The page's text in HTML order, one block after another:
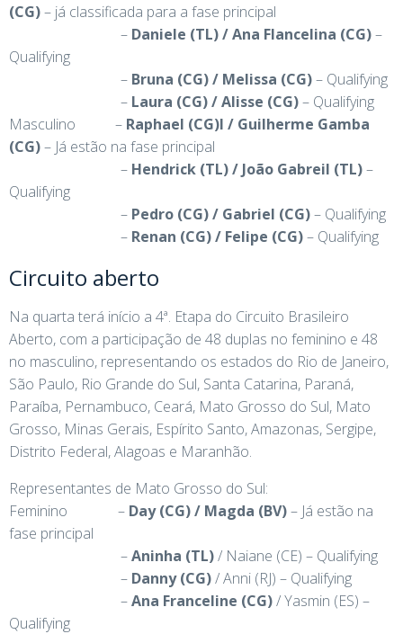
(CG)– já classificada para a fase principal
– Daniele (TL) / Ana Flancelina (CG)–
Qualifying
– Bruna (CG) / Melissa (CG)– Qualifying
– Laura (CG) / Alisse (CG)– Qualifying
Masculino – Raphael (CG)l / Guilherme Gamba
(CG)– Já estão na fase principal
– Hendrick (TL) / João Gabreil (TL)–
Qualifying
– Pedro (CG) / Gabriel (CG)– Qualifying
– Renan (CG) / Felipe (CG)– Qualifying
Circuito aberto
Na quarta terá início a 4ª. Etapa do Circuito Brasileiro
Aberto, com a participação de 48 duplas no feminino e 48
no masculino, representando os estados do Rio de Janeiro,
São Paulo, Rio Grande do Sul, Santa Catarina, Paraná,
Paraíba, Pernambuco, Ceará, Mato Grosso do Sul, Mato
Grosso, Minas Gerais, Espírito Santo, Amazonas, Sergipe,
Distrito Federal, Alagoas e Maranhão.
Representantes de Mato Grosso do Sul:
Feminino – Day (CG) / Magda (BV)– Já estão na
fase principal
–Aninha (TL)/ Naiane (CE) – Qualifying
– Danny (CG)/ Anni (RJ) – Qualifying
–Ana Franceline (CG)/ Yasmin (ES) –
Qualifying